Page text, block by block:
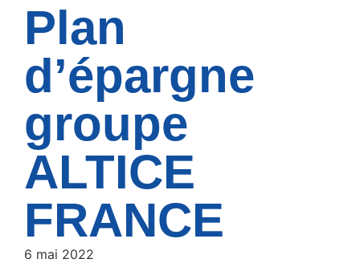
Plan
d’épargne
groupe
ALTICE
FRANCE
6 mai 2022